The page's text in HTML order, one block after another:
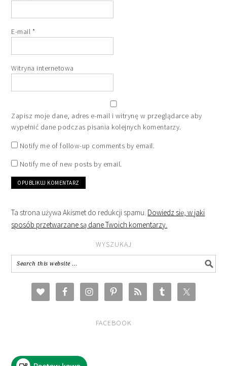
E-mail *
Witryna internetowa
Zapisz moje dane, adres e-mail i witrynę w przeglądarce aby
wypełnić dane podczas pisania kolejnych komentarzy.
Notify me of follow-up comments by email.
Notify me of new posts by email.
Ta strona używa Akismet do redukcji spamu. Dowiedz się, w jaki
sposób przetwarzane są dane Twoich komentarzy.
WYSZUKAJ
FACEBOOK